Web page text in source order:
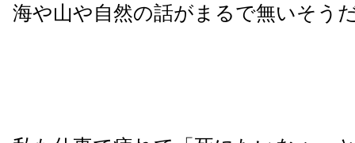
海や山や自然の話がまるで無いそう